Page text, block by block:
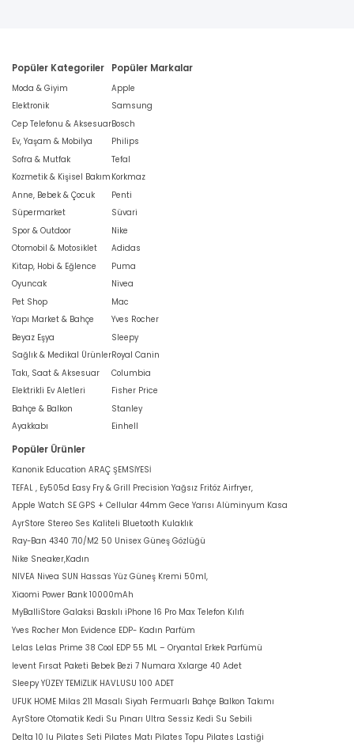
Popüler Kategoriler
Moda & Giyim
Elektronik
Cep Telefonu & Aksesuar
Ev, Yaşam & Mobilya
Sofra & Mutfak
Kozmetik & Kişisel Bakım
Anne, Bebek & Çocuk
Süpermarket
Spor & Outdoor
Otomobil & Motosiklet
Kitap, Hobi & Eğlence
Oyuncak
Pet Shop
Yapı Market & Bahçe
Beyaz Eşya
Sağlık & Medikal Ürünler
Takı, Saat & Aksesuar
Elektrikli Ev Aletleri
Bahçe & Balkon
Ayakkabı
Popüler Markalar
Apple
Samsung
Bosch
Philips
Tefal
Korkmaz
Penti
Süvari
Nike
Adidas
Puma
Nivea
Mac
Yves Rocher
Sleepy
Royal Canin
Columbia
Fisher Price
Stanley
Einhell
Popüler Ürünler
Kanonik Education ARAÇ ŞEMSİYESİ
TEFAL , Ey505d Easy Fry & Grill Precision Yağsız Fritöz Airfryer,
Apple Watch SE GPS + Cellular 44mm Gece Yarısı Alüminyum Kasa
AyrStore Stereo Ses Kaliteli Bluetooth Kulaklık
Ray-Ban 4340 710/M2 50 Unisex Güneş Gözlüğü
Nike Sneaker,Kadın
NIVEA Nivea SUN Hassas Yüz Güneş Kremi 50ml,
Xiaomi Power Bank 10000mAh
MyBalliStore Galaksi Baskılı iPhone 16 Pro Max Telefon Kılıfı
Yves Rocher Mon Evidence EDP- Kadın Parfüm
Lelas Lelas Prime 38 Cool EDP 55 ML – Oryantal Erkek Parfümü
levent Fırsat Paketi Bebek Bezi 7 Numara Xxlarge 40 Adet
Sleepy YÜZEY TEMİZLİK HAVLUSU 100 ADET
UFUK HOME Milas 211 Masalı Siyah Fermuarlı Bahçe Balkon Takımı
AyrStore Otomatik Kedi Su Pınarı Ultra Sessiz Kedi Su Sebili
Delta 10 lu Pilates Seti Pilates Matı Pilates Topu Pilates Lastiği